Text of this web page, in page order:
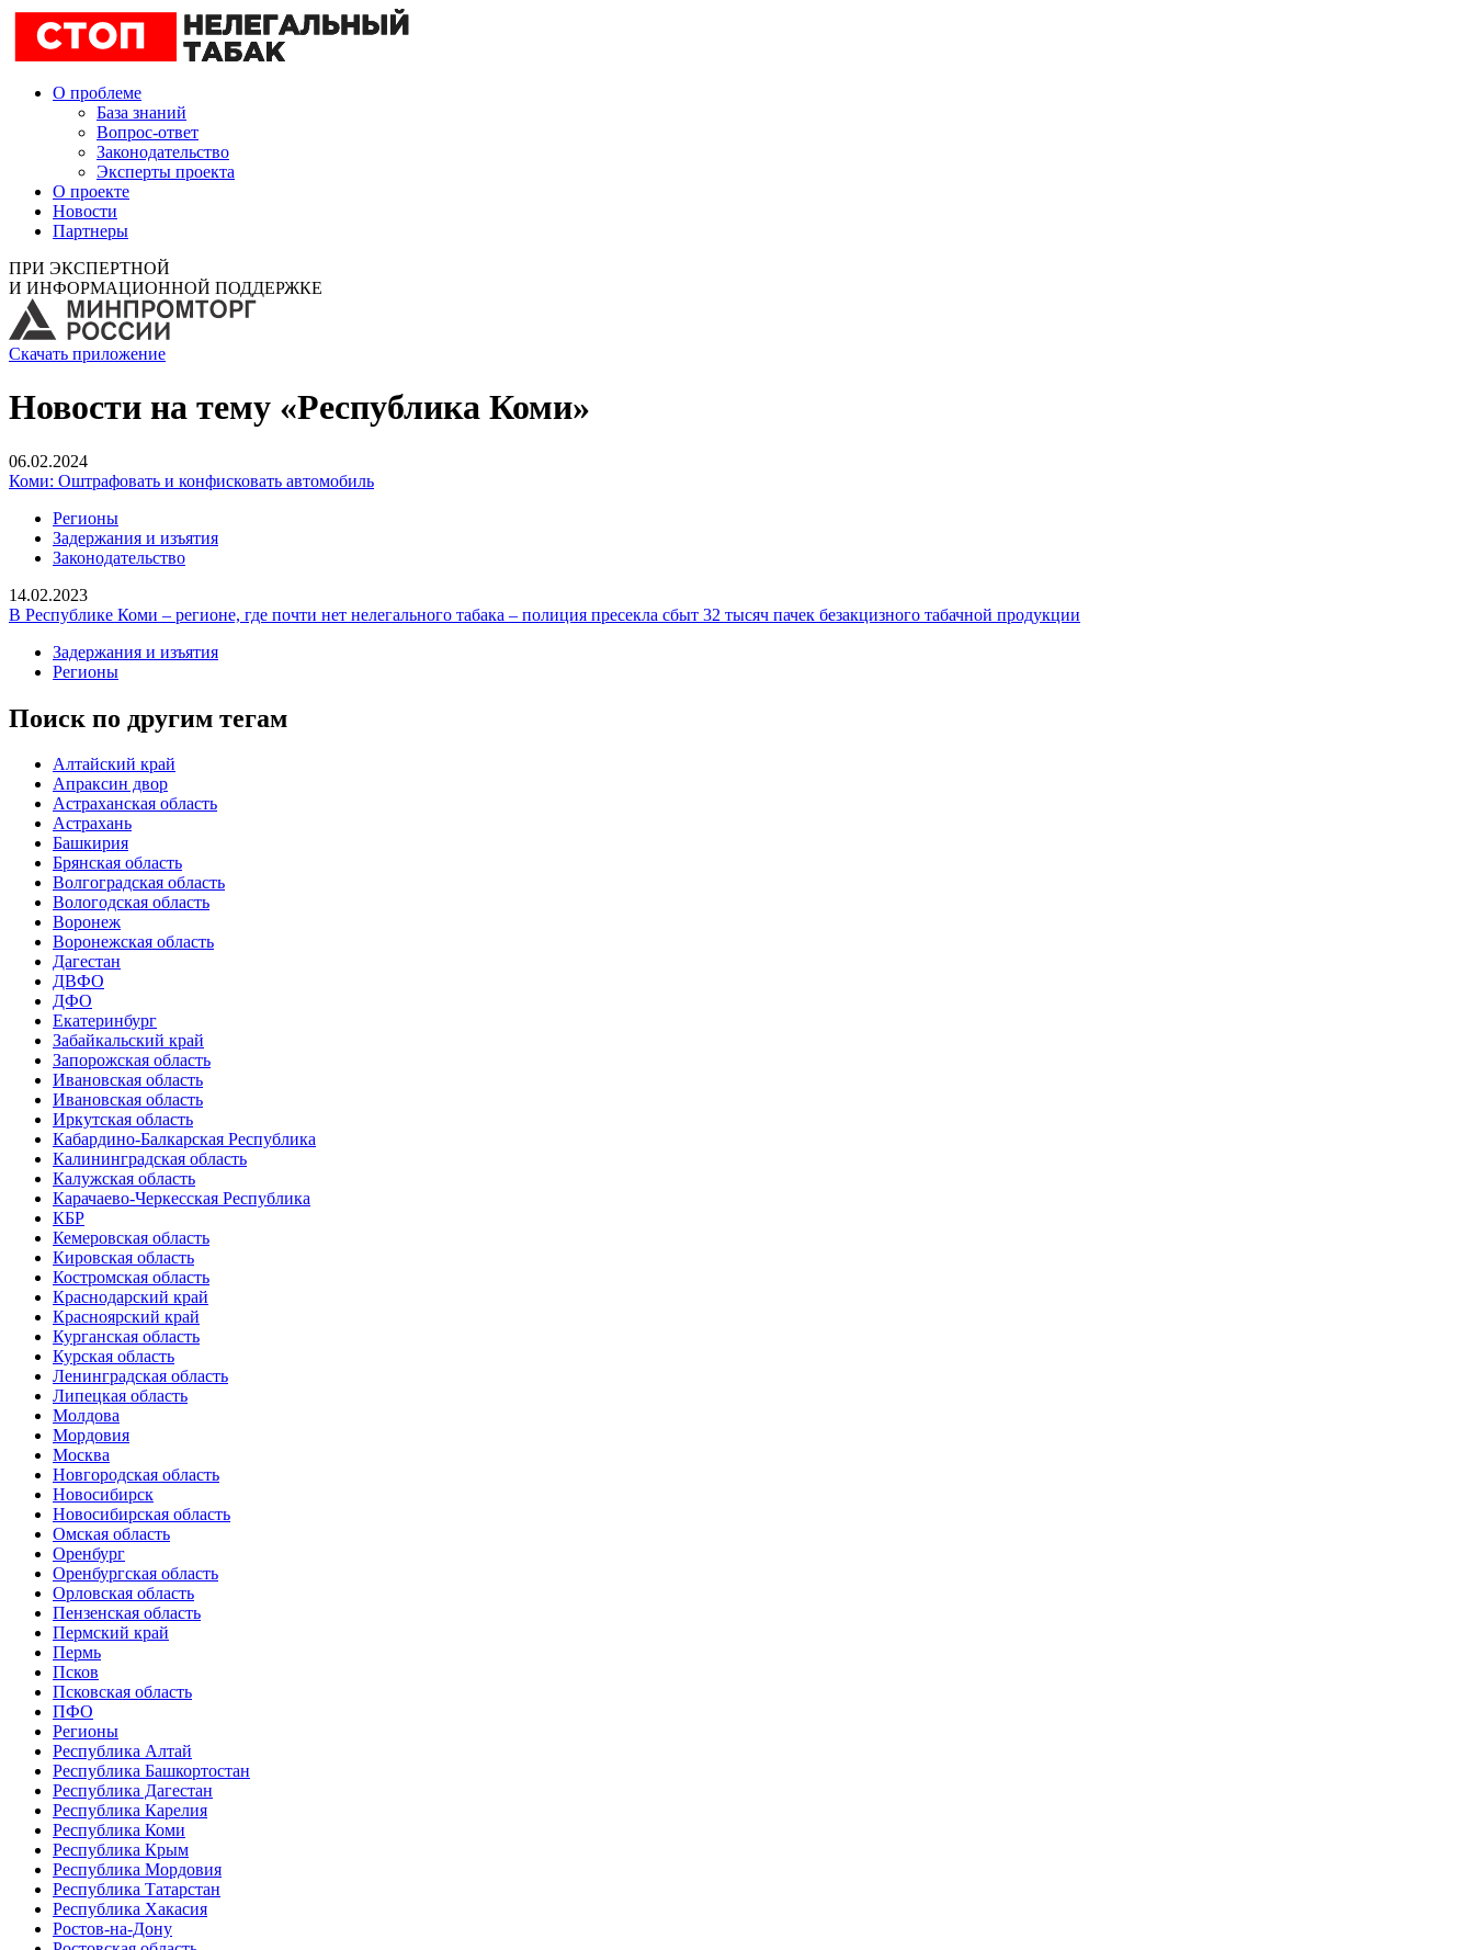
О проблеме
База знаний
Вопрос-ответ
Законодательство
Эксперты проекта
О проекте
Новости
Партнеры
ПРИ ЭКСПЕРТНОЙ
И ИНФОРМАЦИОННОЙ ПОДДЕРЖКЕ
Скачать приложение
Новости на тему «Республика Коми»
06.02.2024
Коми: Оштрафовать и конфисковать автомобиль
Регионы
Задержания и изъятия
Законодательство
14.02.2023
В Республике Коми – регионе, где почти нет нелегального табака – полиция пресекла сбыт 32 тысяч пачек безакцизного табачной продукции
Задержания и изъятия
Регионы
Поиск по другим тегам
Алтайский край
Апраксин двор
Астраханская область
Астрахань
Башкирия
Брянская область
Волгоградская область
Вологодская область
Воронеж
Воронежская область
Дагестан
ДВФО
ДФО
Екатеринбург
Забайкальский край
Запорожская область
Ивановская область
Ивановская область
Иркутская область
Кабардино-Балкарская Республика
Калининградская область
Калужская область
Карачаево-Черкесская Республика
КБР
Кемеровская область
Кировская область
Костромская область
Краснодарский край
Красноярский край
Курганская область
Курская область
Ленинградская область
Липецкая область
Молдова
Мордовия
Москва
Новгородская область
Новосибирск
Новосибирская область
Омская область
Оренбург
Оренбургская область
Орловская область
Пензенская область
Пермский край
Пермь
Псков
Псковская область
ПФО
Регионы
Республика Алтай
Республика Башкортостан
Республика Дагестан
Республика Карелия
Республика Коми
Республика Крым
Республика Мордовия
Республика Татарстан
Республика Хакасия
Ростов-на-Дону